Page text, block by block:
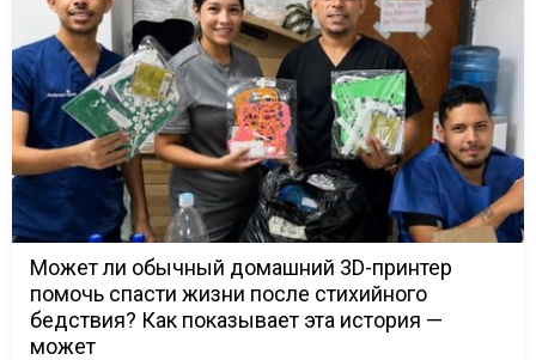
Может ли обычный домашний 3D-принтер
помочь спасти жизни после стихийного
бедствия? Как показывает эта история —
может